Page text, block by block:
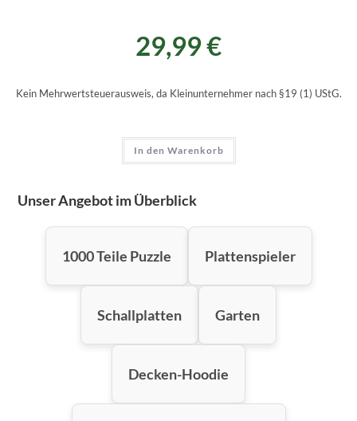
29,99€
Kein Mehrwertsteuerausweis, da Kleinunternehmer nach §19 (1) UStG.
In den Warenkorb
Unser Angebot im Überblick
1000 Teile Puzzle Plattenspieler
Schallplatten Garten
Decken-Hoodie